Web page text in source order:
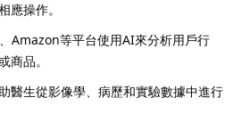
應操作。
Amazon等平台使用AI來分析用戶行
商品。
醫生從影像學、病歷和實驗數據中進行